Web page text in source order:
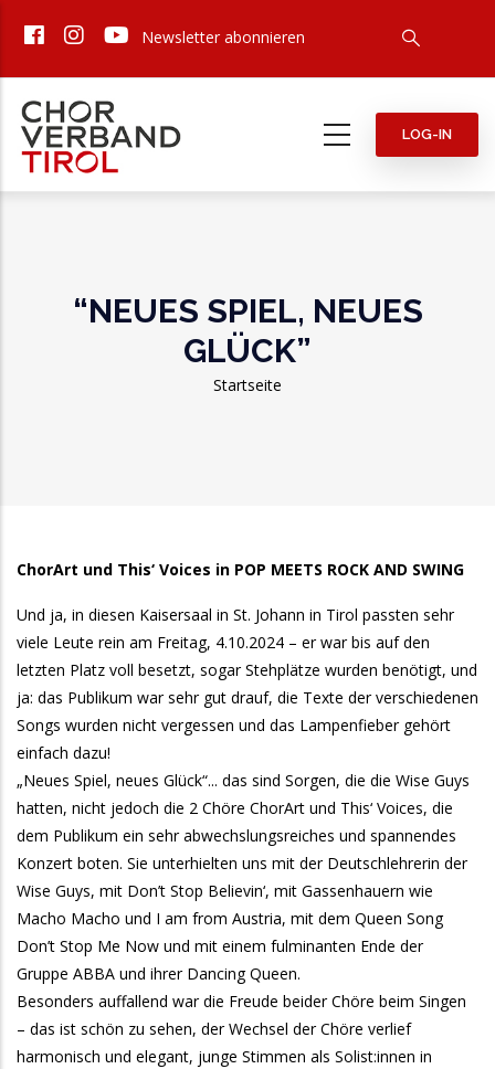
zum
Newsletter abonnieren
LOG-IN
“NEUES SPIEL, NEUES
GLÜCK”
Pfadnavigation
Startseite
ChorArt und This‘ Voices in POP MEETS ROCK AND SWING
Und ja, in diesen Kaisersaal in St. Johann in Tirol passten sehr
viele Leute rein am Freitag, 4.10.2024 – er war bis auf den
letzten Platz voll besetzt, sogar Stehplätze wurden benötigt, und
ja: das Publikum war sehr gut drauf, die Texte der verschiedenen
Songs wurden nicht vergessen und das Lampenfieber gehört
einfach dazu!
„Neues Spiel, neues Glück“... das sind Sorgen, die die Wise Guys
hatten, nicht jedoch die 2 Chöre ChorArt und This‘ Voices, die
dem Publikum ein sehr abwechslungsreiches und spannendes
Konzert boten. Sie unterhielten uns mit der Deutschlehrerin der
Wise Guys, mit Don’t Stop Believin‘, mit Gassenhauern wie
Macho Macho und I am from Austria, mit dem Queen Song
Don’t Stop Me Now und mit einem fulminanten Ende der
Gruppe ABBA und ihrer Dancing Queen.
Besonders auffallend war die Freude beider Chöre beim Singen
– das ist schön zu sehen, der Wechsel der Chöre verlief
harmonisch und elegant, junge Stimmen als Solist:innen in